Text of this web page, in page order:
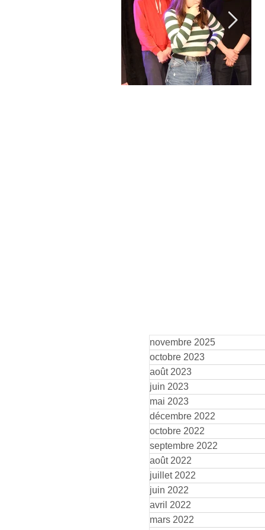
novembre 2025
octobre 2023
août 2023
juin 2023
mai 2023
décembre 2022
octobre 2022
septembre 2022
août 2022
juillet 2022
juin 2022
avril 2022
mars 2022